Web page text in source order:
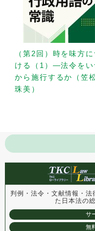
（第2回）時を味方に
ける（1）—法令をい
から施行するか（笠
珠美）
判例・法令・文献情報・
た 日本法の
サ
無